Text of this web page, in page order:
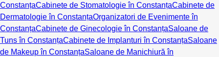
ConstanțaCabinete de Stomatologie în ConstanțaCabinete de
Dermatologie în ConstanțaOrganizatori de Evenimente în
ConstanțaCabinete de Ginecologie în ConstanțaSaloane de
Tuns în ConstanțaCabinete de Implanturi în ConstanțaSaloane
de Makeup în ConstanțaSaloane de Manichiură în